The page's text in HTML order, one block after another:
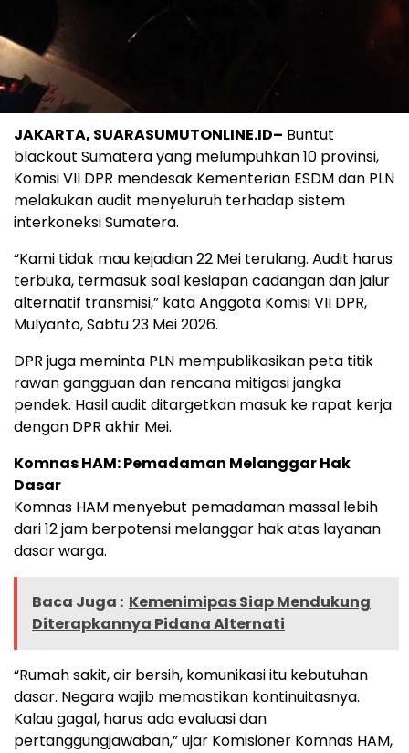
JAKARTA, SUARASUMUTONLINE.ID– Buntut
blackout Sumatera yang melumpuhkan 10 provinsi,
Komisi VII DPR mendesak Kementerian ESDM dan PLN
melakukan audit menyeluruh terhadap sistem
interkoneksi Sumatera.
“Kami tidak mau kejadian 22 Mei terulang. Audit harus
terbuka, termasuk soal kesiapan cadangan dan jalur
alternatif transmisi,” kata Anggota Komisi VII DPR,
Mulyanto, Sabtu 23 Mei 2026.
DPR juga meminta PLN mempublikasikan peta titik
rawan gangguan dan rencana mitigasi jangka
pendek. Hasil audit ditargetkan masuk ke rapat kerja
dengan DPR akhir Mei.
Komnas HAM: Pemadaman Melanggar Hak
Dasar
Komnas HAM menyebut pemadaman massal lebih
dari 12 jam berpotensi melanggar hak atas layanan
dasar warga.
Baca Juga : Kemenimipas Siap Mendukung
Diterapkannya Pidana Alternati
“Rumah sakit, air bersih, komunikasi itu kebutuhan
dasar. Negara wajib memastikan kontinuitasnya.
Kalau gagal, harus ada evaluasi dan
pertanggungjawaban,” ujar Komisioner Komnas HAM,